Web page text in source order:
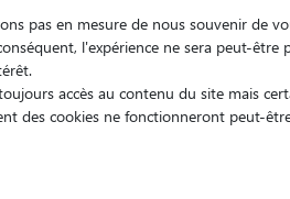
pas en mesure de nous souvenir de
l'expérience ne sera peut-être
accès au contenu du site mais
des cookies ne fonctionneront peut-